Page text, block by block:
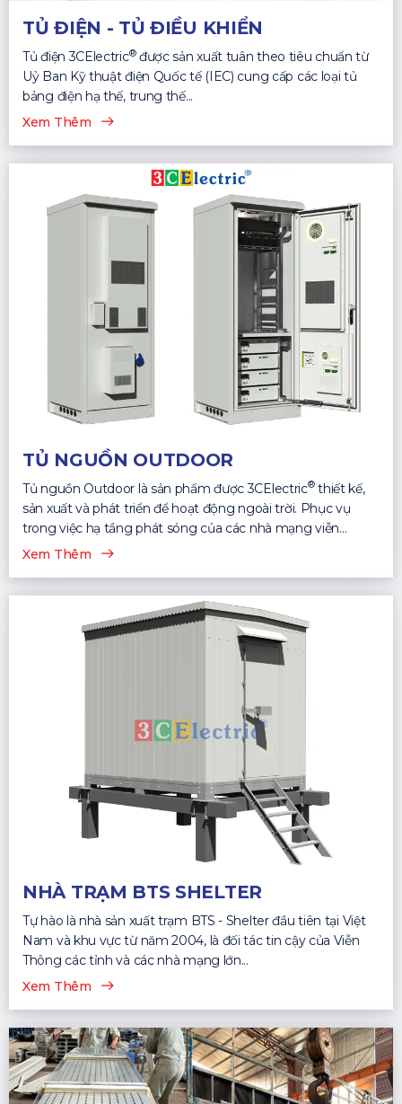
TỦ ĐIỆN - TỦ ĐIỀU KHIỂN
Tủ điện 3CElectric®được sản xuất tuân theo tiêu chuẩn từ
Uỷ Ban Kỹ thuật điện Quốc tế (IEC) cung cấp các loại tủ
bảng điện hạ thế, trung thế...
Xem Thêm
TỦ NGUỒN OUTDOOR
Tủ nguồn Outdoor là sản phẩm được 3CElectric®thiết kế,
sản xuất và phát triển để hoạt động ngoài trời. Phục vụ
trong việc hạ tầng phát sóng của các nhà mạng viễn
thông...
Xem Thêm
NHÀ TRẠM BTS SHELTER
Tự hào là nhà sản xuất trạm BTS - Shelter đầu tiên tại Việt
Nam và khu vực từ năm 2004, là đối tác tin cậy của Viễn
Thông các tỉnh và các nhà mạng lớn...
Xem Thêm